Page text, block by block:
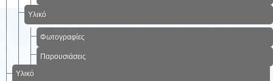
Υλικό
Φωτογραφίες
Παρουσιάσεις
Υλικό